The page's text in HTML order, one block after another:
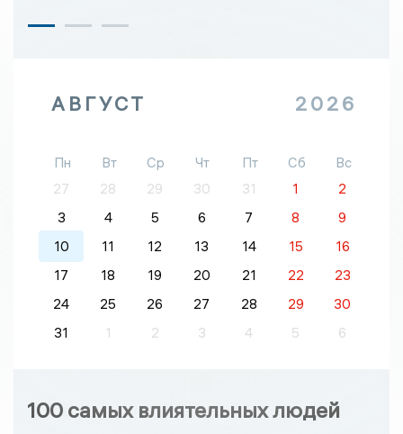
АВГУСТ 2026
Пн Вт Ср Чт Пт Сб
Вс
27
28 29 30 31 1
2
3
4 5 6 7 8
9
10
11 12 13 14 15
16
17
18 19 20 21 22
23
24
25 26 27 28 29
30
31
1 2 3 4 5 6
100 самых влиятельных людей